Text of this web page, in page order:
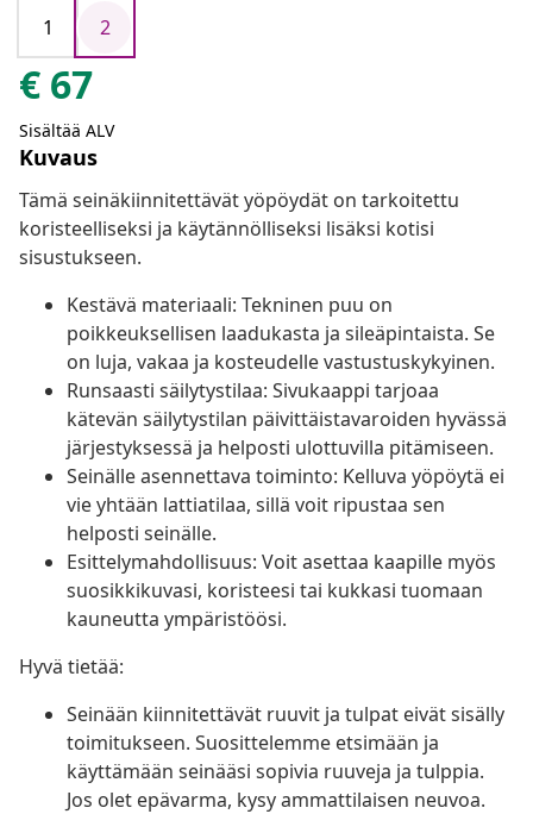
1
2
€ 67
Sisältää ALV
Kuvaus
Tämä seinäkiinnitettävät yöpöydät on tarkoitettu
koristeelliseksi ja käytännölliseksi lisäksi kotisi
sisustukseen.
Kestävä materiaali: Tekninen puu on
poikkeuksellisen laadukasta ja sileäpintaista. Se
on luja, vakaa ja kosteudelle vastustuskykyinen.
Runsaasti säilytystilaa: Sivukaappi tarjoaa
kätevän säilytystilan päivittäistavaroiden hyvässä
järjestyksessä ja helposti ulottuvilla pitämiseen.
Seinälle asennettava toiminto: Kelluva yöpöytä ei
vie yhtään lattiatilaa, sillä voit ripustaa sen
helposti seinälle.
Esittelymahdollisuus: Voit asettaa kaapille myös
suosikkikuvasi, koristeesi tai kukkasi tuomaan
kauneutta ympäristöösi.
Hyvä tietää:
Seinään kiinnitettävät ruuvit ja tulpat eivät sisälly
toimitukseen. Suosittelemme etsimään ja
käyttämään seinääsi sopivia ruuveja ja tulppia.
Jos olet epävarma, kysy ammattilaisen neuvoa.